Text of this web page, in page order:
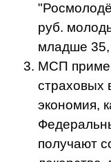
руб.
младше
МСП
страховых
экономия,
получают